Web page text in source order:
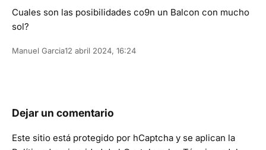
Cuales son las posibilidades co9n un Balcon con mucho
sol?
Manuel Garcia12 abril 2024, 16:24
Dejar un comentario
Este sitio está protegido por hCaptcha y se aplican la